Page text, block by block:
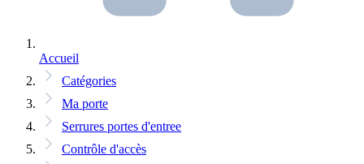
Accueil
Catégories
Ma porte
Serrures portes d'entree
Contrôle d'accès